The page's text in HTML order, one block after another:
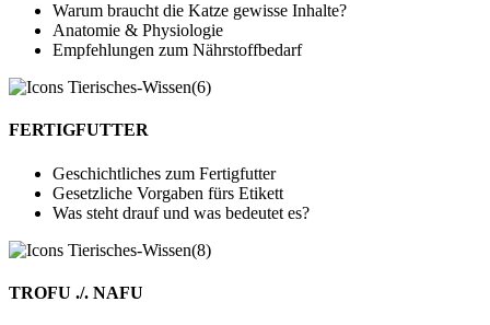
Warum braucht die Katze gewisse Inhalte?
Anatomie & Physiologie
Empfehlungen zum Nährstoffbedarf
FERTIGFUTTER
Geschichtliches zum Fertigfutter
Gesetzliche Vorgaben fürs Etikett
Was steht drauf und was bedeutet es?
TROFU ./. NAFU